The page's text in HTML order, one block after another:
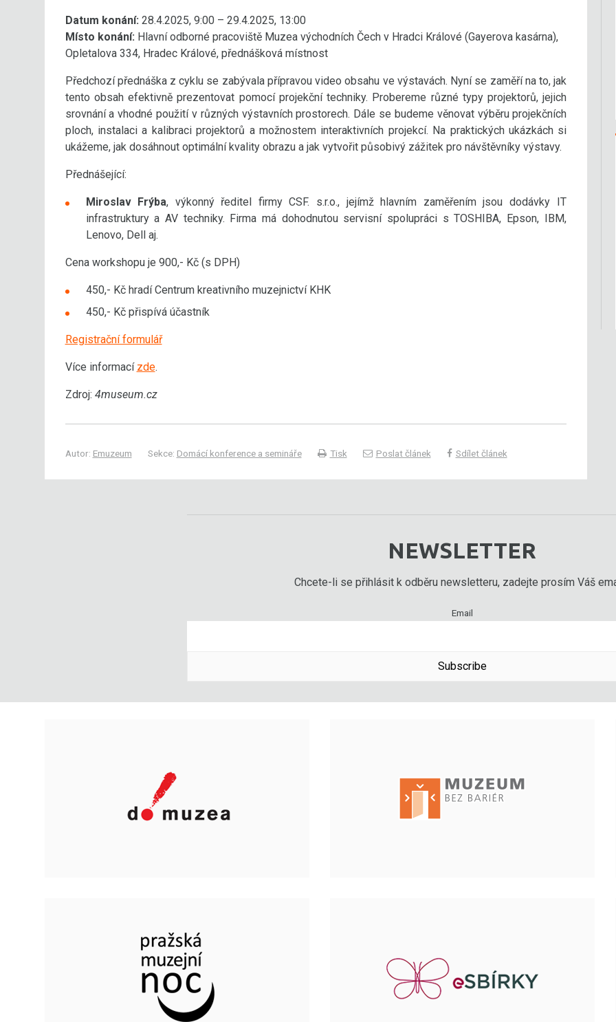
Datum konání: 28.4.2025, 9:00 – 29.4.2025, 13:00
Místo konání: Hlavní odborné pracoviště Muzea východních Čech v Hradci Králové (Gayerova kasárna),
Opletalova 334, Hradec Králové, přednášková místnost
Předchozí přednáška z cyklu se zabývala přípravou video obsahu ve výstavách. Nyní se zaměří na to, jak
tento obsah efektivně prezentovat pomocí projekční techniky. Probereme různé typy projektorů, jejich
srovnání a vhodné použití v různých výstavních prostorech. Dále se budeme věnovat výběru projekčních
ploch, instalaci a kalibraci projektorů a možnostem interaktivních projekcí. Na praktických ukázkách si
ukážeme, jak dosáhnout optimální kvality obrazu a jak vytvořit působivý zážitek pro návštěvníky výstavy.
Přednášející:
Miroslav Frýba, výkonný ředitel firmy CSF. s.r.o., jejímž hlavním zaměřením jsou dodávky IT
infrastruktury a AV techniky. Firma má dohodnutou servisní spolupráci s TOSHIBA, Epson, IBM,
Lenovo, Dell aj.
Cena workshopu je 900,- Kč (s DPH)
450,- Kč hradí Centrum kreativního muzejnictví KHK
450,- Kč přispívá účastník
Registrační formulář
Více informací zde.
Zdroj: 4museum.cz
Autor: Emuzeum Sekce: Domácí konference a semináře Tisk Poslat článek Sdílet článek
NEWSLETTER
Chcete-li se přihlásit k odběru newsletteru, zadejte prosím Váš
Email
Subscribe